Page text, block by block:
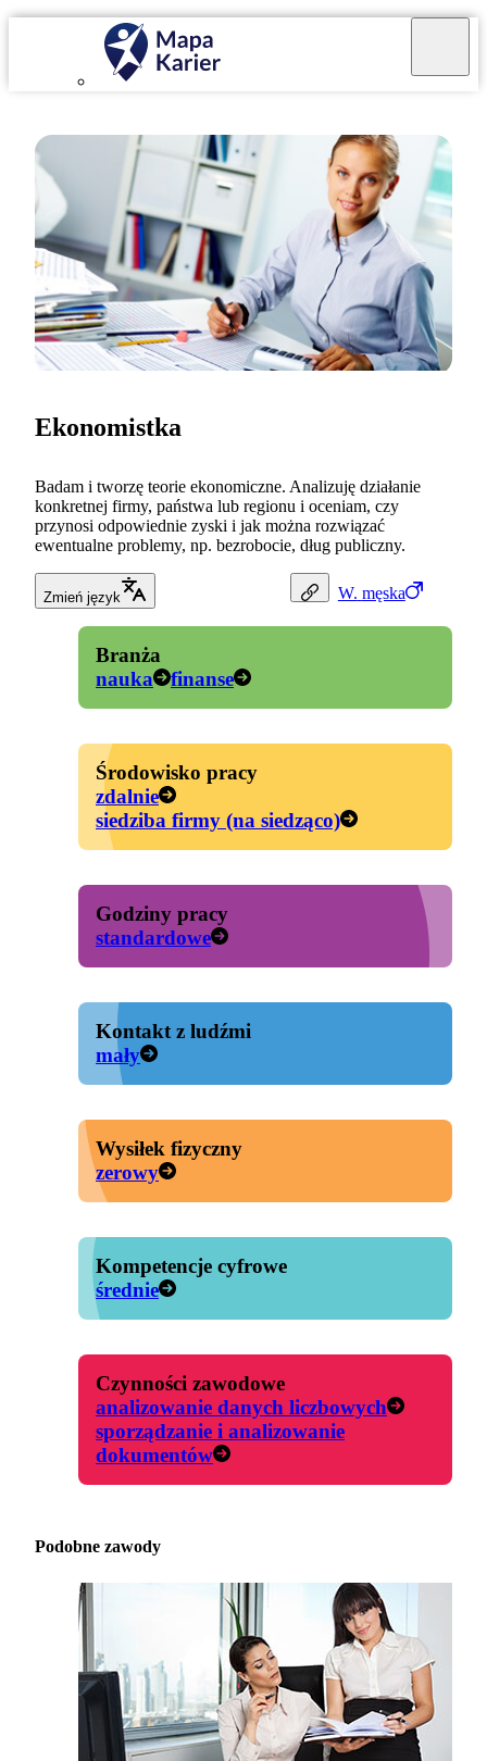
W. męska
Ekonomistka
Badam i tworzę teorie ekonomiczne. Analizuję działanie
konkretnej firmy, państwa lub regionu i oceniam, czy
przynosi odpowiednie zyski i jak można rozwiązać
ewentualne problemy, np. bezrobocie, dług publiczny.
Zmień język
Branża
nauka
finanse
Środowisko pracy
zdalnie
siedziba firmy (na siedząco)
Godziny pracy
standardowe
Kontakt z ludźmi
mały
Wysiłek fizyczny
zerowy
Kompetencje cyfrowe
średnie
Czynności zawodowe
analizowanie danych liczbowych
sporządzanie i analizowanie
dokumentów
Podobne zawody